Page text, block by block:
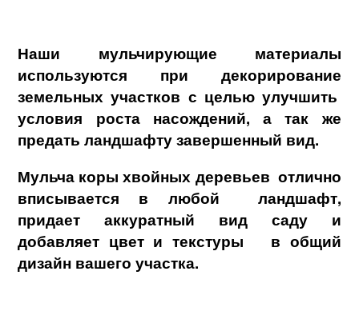
Наши мульчирующие материалы
используются при декорирование
земельных участков с целью улучшить
условия роста насождений, а так же
предать ландшафту завершенный вид.
Мульча коры хвойных деревьев отлично
вписывается в любой ландшафт,
придает аккуратный вид саду и
добавляет цвет и текстуры в общий
дизайн вашего участка.